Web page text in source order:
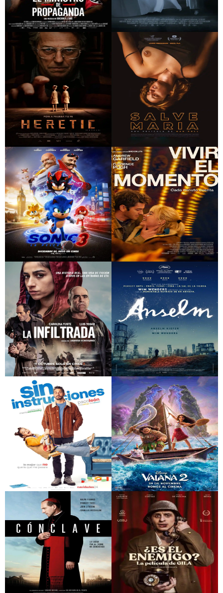
El ministro de
propaganda
Nosferatu
Heretic (Hereje) Salve María
Sonic 3: La película Vivir el momento
La infiltrada Anselm
Sin instrucciones Vaiana 2